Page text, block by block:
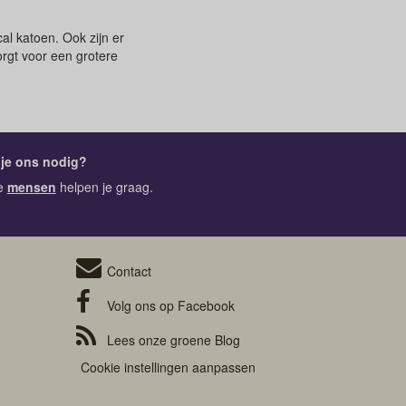
katoen. Ook zijn er
voor een grotere
ons nodig?
mensen helpen je graag.
Contact
Volg ons op Facebook
Lees onze groene Blog
Cookie instellingen aanpassen